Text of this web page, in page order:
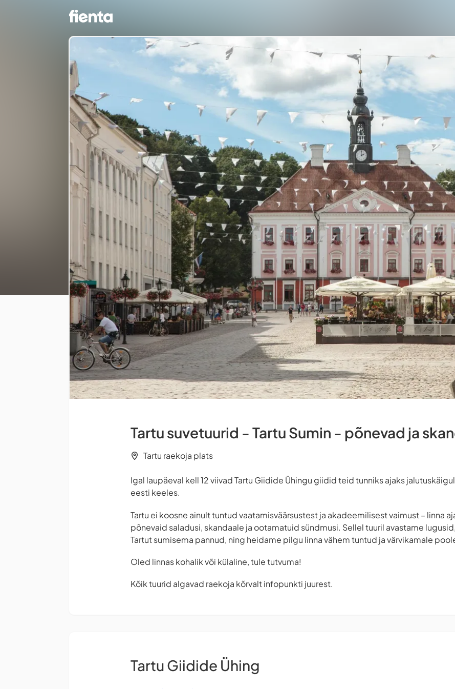
Tartu suvetuurid - Tartu Sumin - põnevad ja
Tartu raekoja plats
Igal laupäeval kell 12 viivad Tartu Giidide Ühingu giidid teid tunniks ajaks
eesti keeles.
Tartu ei koosne ainult tuntud vaatamisväärsustest ja akadeemilisest vaimust – linna
põnevaid saladusi, skandaale ja ootamatuid sündmusi. Sellel tuuril avastame
Tartut sumisema pannud, ning heidame pilgu linna vähem tuntud ja värvikamale
Oled linnas kohalik või külaline, tule tutvuma!
Kõik tuurid algavad raekoja kõrvalt infopunkti juurest.
Tartu Giidide Ühing